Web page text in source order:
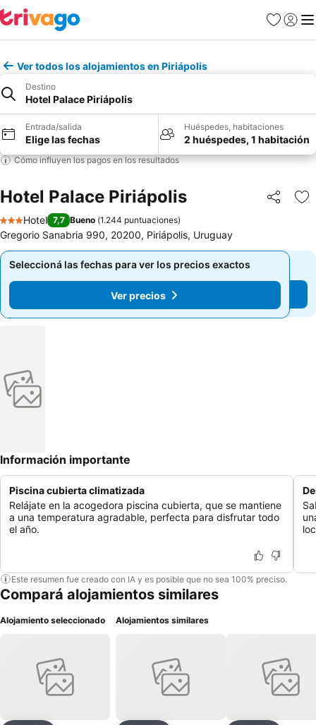
Favoritos
Iniciar
Ver todos los alojamientos en Piriápolis
Destino
Hotel Palace Piriápolis
Entrada/salida
Elige las fechas
Huéspedes, habitaciones
2 huéspedes, 1 habitación
Cómo influyen los pagos en los resultados
Hotel Palace Piriápolis Compartir
3 Estrellas
Hotel 7,7 Bueno (1.244 puntuaciones)
Gregorio Sanabria 990, 20200, Piriápolis, Uruguay
Seleccioná las fechas para ver los precios exactos
Ver precios
Seleccioná las fechas para ver los precios exactos
Ver precios
Información importante
Piscina cubierta climatizada
Relájate en la acogedora piscina cubierta, que se mantiene
a una temperatura agradable, perfecta para disfrutar todo
el año.
Este resumen fue creado con IA y es posible que no sea 100% preciso.
Compará alojamientos similares
Alojamiento seleccionado Alojamientos similares